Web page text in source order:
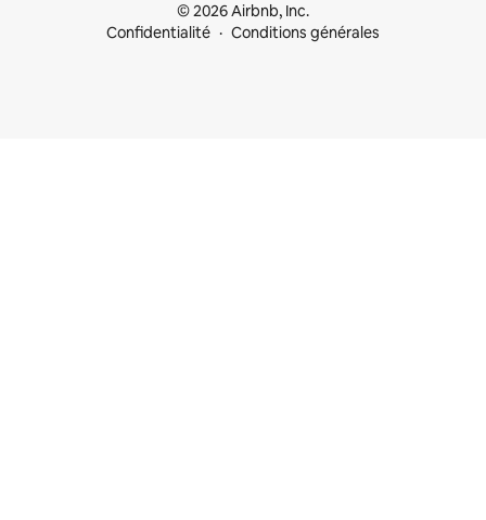
© 2026 Airbnb, Inc.
Confidentialité
Conditions générales